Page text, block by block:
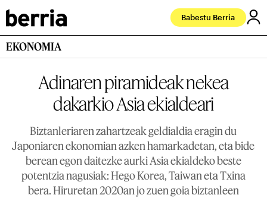
Babestu Berria
EKONOMIA
Adinaren piramideak nekea
dakarkio Asia ekialdeari
Biztanleriaren zahartzeak geldialdia eragin du
Japoniaren ekonomian azken hamarkadetan, eta bide
berean egon daitezke aurki Asia ekialdeko beste
potentzia nagusiak: Hego Korea, Taiwan eta Txina
bera. Hiruretan 2020an jo zuen goia biztanleen